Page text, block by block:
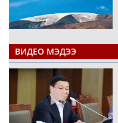
ВИДЕО МЭДЭЭ